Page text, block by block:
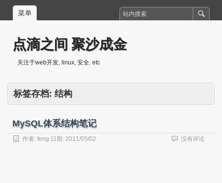
菜单
点滴之间 聚沙成金
关注于web开发, linux, 安全. etc
标签存档: 结构
MySQL体系结构笔记
作者: feng 日期: 2011/05/02 没有评论